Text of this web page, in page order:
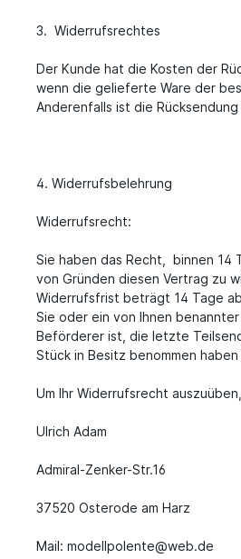
3. Widerrufsrechtes
Der Kunde hat die Kosten der
wenn die gelieferte Ware der
Anderenfalls ist die
4. Widerrufsbelehrung
Widerrufsrecht:
Sie haben das Recht, binnen 14
von Gründen diesen Vertrag zu
Widerrufsfrist beträgt 14 Tage
Sie oder ein von Ihnen
Beförderer ist, die letzte
Stück in Besitz benommen
Um Ihr Widerrufsrecht
Ulrich Adam
Admiral-Zenker-Str.16
37520 Osterode am Harz
Mail: modellpolente@web.de